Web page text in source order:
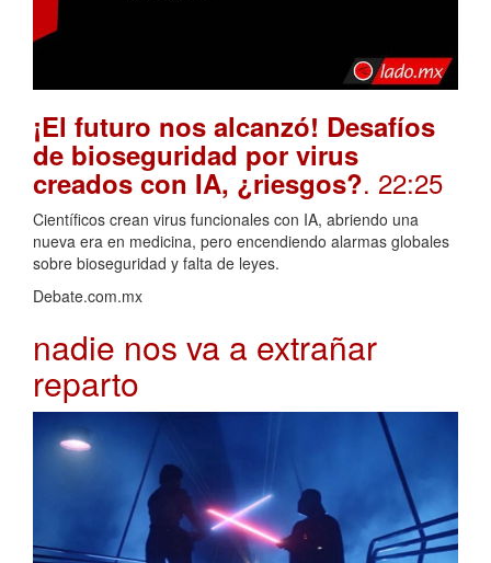
¡El futuro nos alcanzó! Desafíos
de bioseguridad por virus
creados con IA, ¿riesgos?. 22:25
Científicos crean virus funcionales con IA, abriendo una
nueva era en medicina, pero encendiendo alarmas globales
sobre bioseguridad y falta de leyes.
Debate.com.mx
nadie nos va a extrañar
reparto